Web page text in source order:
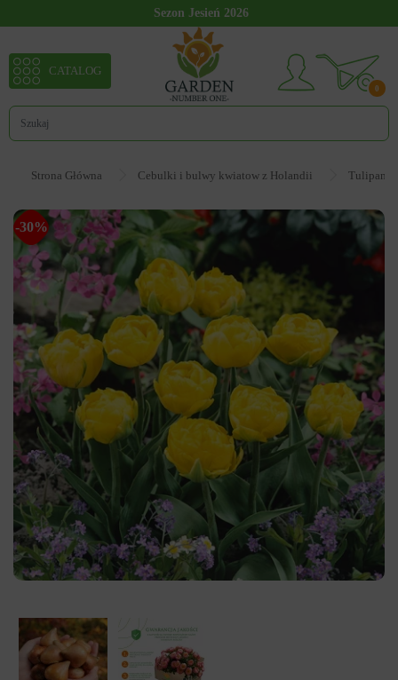
Sezon Jesień 2026
0
CATALOG
Strona Główna Cebulki i bulwy kwiatow z Holandii Tulipan
-30%